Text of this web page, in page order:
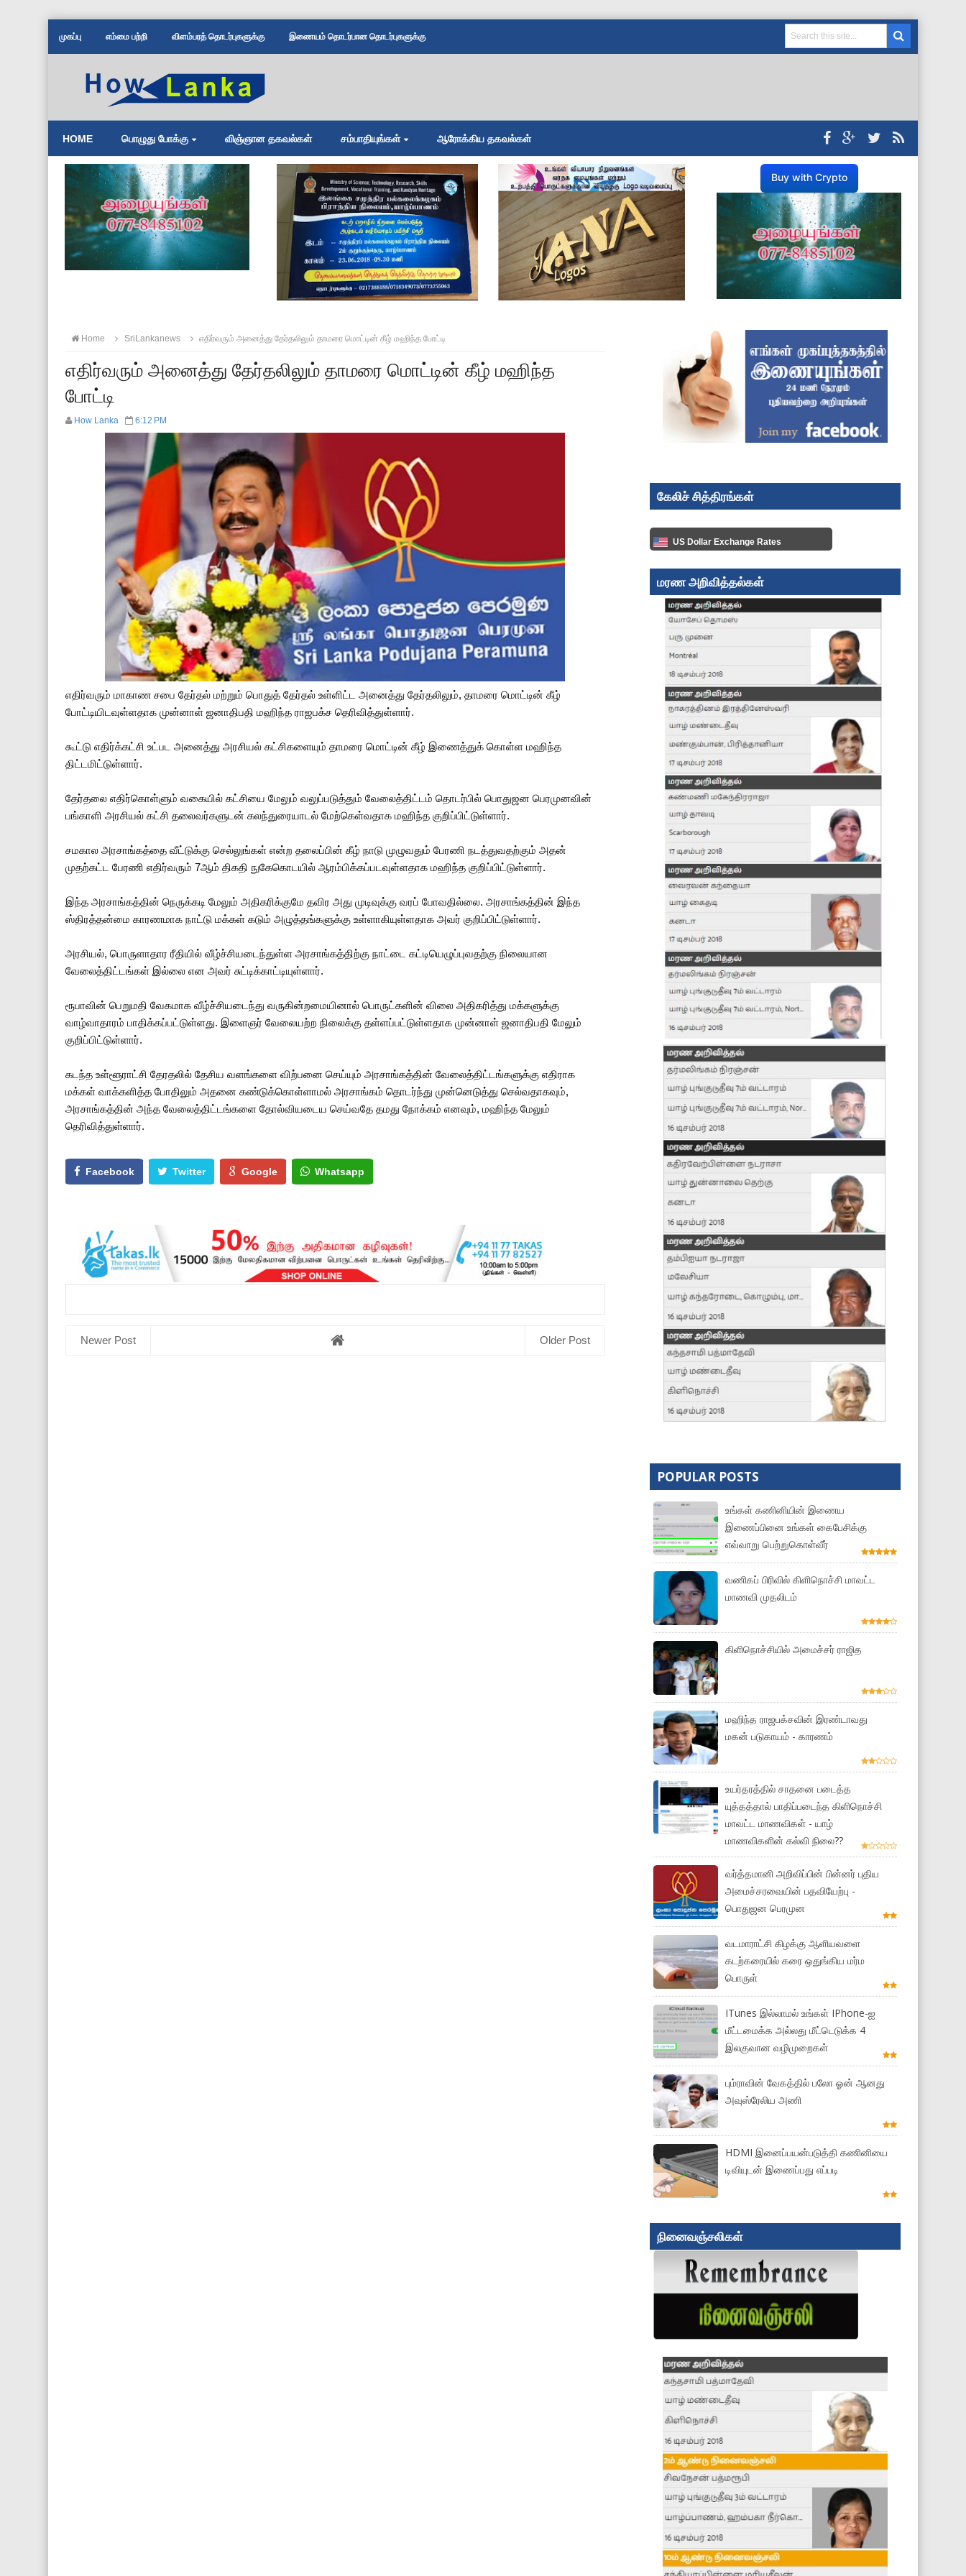
முகப்பு எம்மை பற்றி விளம்பரத் தொடர்புகளுக்கு இணையம் தொடர்பான தொடர்புகளுக்கு
HOME பொழுது போக்கு விஞ்ஞான தகவல்கள் சம்பாதியுங்கள் ஆரோக்கிய தகவல்கள்
Buy with Crypto
Home SriLankanews எதிர்வரும் அனைத்து தேர்தலிலும் தாமரை மொட்டின் கீழ் மஹிந்த போட்டி
எதிர்வரும் அனைத்து தேர்தலிலும் தாமரை மொட்டின் கீழ் மஹிந்த
போட்டி
How Lanka 6:12 PM
எதிர்வரும் மாகாண சபை தேர்தல் மற்றும் பொதுத் தேர்தல் உள்ளிட்ட அனைத்து தேர்தலிலும், தாமரை மொட்டின் கீழ்
போட்டியிடவுள்ளதாக முன்னாள் ஜனாதிபதி மஹிந்த ராஜபக்ச தெரிவித்துள்ளார்.
கூட்டு எதிர்க்கட்சி உட்பட அனைத்து அரசியல் கட்சிகளையும் தாமரை மொட்டின் கீழ் இணைத்துக் கொள்ள மஹிந்த
திட்டமிட்டுள்ளார்.
தேர்தலை எதிர்கொள்ளும் வகையில் கட்சியை மேலும் வலுப்படுத்தும் வேலைத்திட்டம் தொடர்பில் பொதுஜன பெரமுனவின்
பங்காளி அரசியல் கட்சி தலைவர்களுடன் கலந்துரையாடல் மேற்கெள்வதாக மஹிந்த குறிப்பிட்டுள்ளார்.
சமகால அரசாங்கத்தை வீட்டுக்கு செல்லுங்கள் என்ற தலைப்பின் கீழ் நாடு முழுவதும் பேரணி நடத்துவதற்கும் அதன்
முதற்கட்ட பேரணி எதிர்வரும் 7ஆம் திகதி நுகேகொடயில் ஆரம்பிக்கப்படவுள்ளதாக மஹிந்த குறிப்பிட்டுள்ளார்.
இந்த அரசாங்கத்தின் நெருக்கடி மேலும் அதிகரிக்குமே தவிர அது முடிவுக்கு வரப் போவதில்லை. அரசாங்கத்தின் இந்த
ஸ்திரத்தன்மை காரணமாக நாட்டு மக்கள் கடும் அழுத்தங்களுக்கு உள்ளாகியுள்ளதாக அவர் குறிப்பிட்டுள்ளார்.
அரசியல், பொருளாதார ரீதியில் வீழ்ச்சியடைந்துள்ள அரசாங்கத்திற்கு நாட்டை கட்டியெழுப்புவதற்கு நிலையான
வேலைத்திட்டங்கள் இல்லை என அவர் சுட்டிக்காட்டியுள்ளார்.
ரூபாவின் பெறுமதி வேகமாக வீழ்ச்சியடைந்து வருகின்றமையினால் பொருட்களின் விலை அதிகரித்து மக்களுக்கு
வாழ்வாதாரம் பாதிக்கப்பட்டுள்ளது. இளைஞர் வேலையற்ற நிலைக்கு தள்ளப்பட்டுள்ளதாக முன்னாள் ஜனாதிபதி மேலும்
குறிப்பிட்டுள்ளார்.
கடந்த உள்ளூராட்சி தேரதலில் தேசிய வளங்களை விற்பனை செய்யும் அரசாங்கத்தின் வேலைத்திட்டங்களுக்கு எதிராக
மக்கள் வாக்களித்த போதிலும் அதனை கண்டுக்கொள்ளாமல் அரசாங்கம் தொடர்ந்து முன்னெடுத்து செல்வதாகவும்,
அரசாங்கத்தின் அந்த வேலைத்திட்டங்களை தோல்வியடைய செய்வதே தமது நோக்கம் எனவும், மஹிந்த மேலும்
தெரிவித்துள்ளார்.
Facebook Twitter Google Whatsapp
Newer Post Older Post
கேலிச் சித்திரங்கள்
US Dollar Exchange Rates
மரண அறிவித்தல்கள்
POPULAR POSTS
உங்கள் கணினியின் இணைய
இணைப்பினை உங்கள் கைபேசிக்கு
எவ்வாறு பெற்றுகொள்வீர்
வணிகப் பிரிவில் கிளிநொச்சி மாவட்ட
மாணவி முதலிடம்
கிளிநொச்சியில் அமைச்சர் ராஜித
மஹிந்த ராஜபக்சவின் இரண்டாவது
மகன் படுகாயம் - காரணம்
உயர்தரத்தில் சாதனை படைத்த
யுத்தத்தால் பாதிப்படைந்த கிளிநொச்சி
மாவட்ட மாணவிகள் - யாழ்
மாணவிகளின் கல்வி நிலை??
வர்த்தமானி அறிவிப்பின் பின்னர் புதிய
அமைச்சரவையின் பதவியேற்பு -
பொதுஜன பெரமுன
வடமாராட்சி கிழக்கு ஆளியவளை
கடற்கரையில் கரை ஒதுங்கிய மர்ம
பொருள்
ITunes இல்லாமல் உங்கள் IPhone-ஐ
மீட்டமைக்க அல்லது மீட்டெடுக்க 4
இலகுவான வழிமுறைகள்
பும்ராவின் வேகத்தில் பலோ ஓன் ஆனது
அவுஸ்ரேலிய அணி
HDMI இனைப்பயன்படுத்தி கணினியை
டிவியுடன் இணைப்பது எப்படி
நினைவஞ்சலிகள்